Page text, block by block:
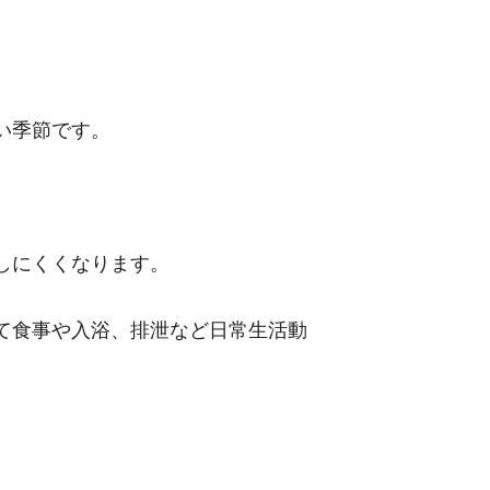
節です。
くくなります。
食事や入浴、排泄など日常生活動